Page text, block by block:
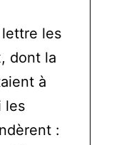
les
dont la
à
les
: